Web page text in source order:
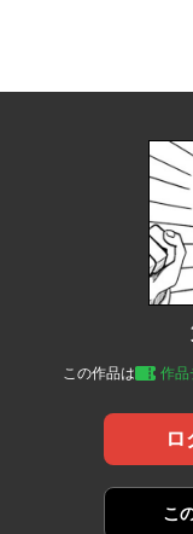
この作品は 作品
ロ
こ